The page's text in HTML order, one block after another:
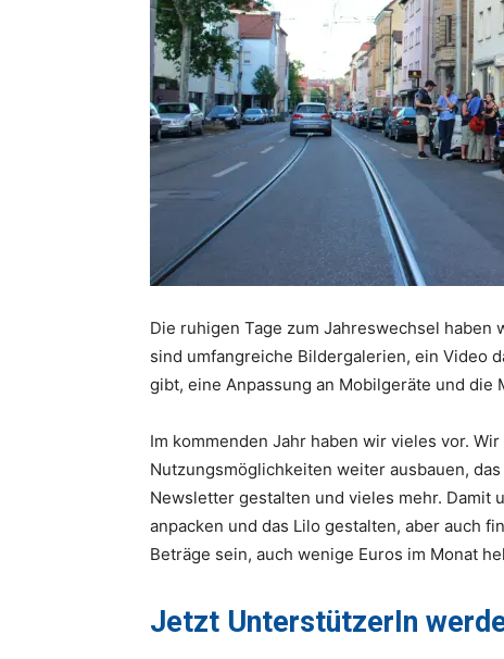
Die ruhigen Tage zum Jahreswechsel
sind umfangreiche Bildergalerien, ein Video
gibt, eine Anpassung an Mobilgeräte und die
Im kommenden Jahr haben wir vieles vor.
Nutzungsmöglichkeiten weiter ausbauen,
Newsletter gestalten und vieles mehr. Damit
anpacken und das Lilo gestalten, aber auch
Beträge sein, auch wenige Euros im Monat
Jetzt UnterstützerIn